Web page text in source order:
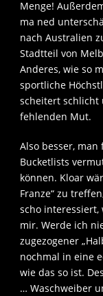
Menge!
ma ned
nach Australien
Stadtteil von
Anderes, wie so
sportliche
scheitert schlicht
fehlenden Mut.
Also besser,
Bucketlists
können. Kloar
Franze“ zu
scho interessiert,
mir. Werde ich
zugezogener
nochmal in eine
wie das so ist.
… Waschweiber